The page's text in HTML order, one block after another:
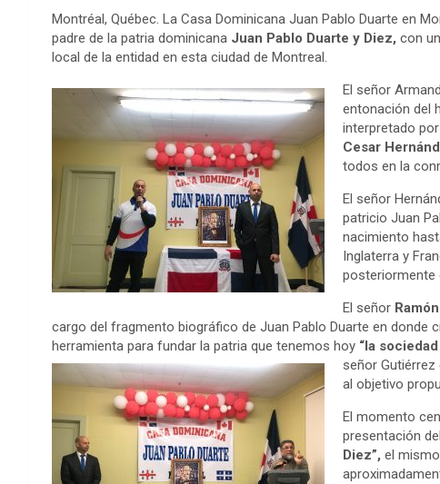
Montréal, Québec. La Casa Dominicana Juan Pablo Duarte en
padre de la patria dominicana Juan Pablo Duarte y Diez, con
local de la entidad en esta ciudad de Montreal.
El señor
entonación del
interpretado
Cesar
todos en la
El señor
patricio Juan
nacimiento
Inglaterra y
posteriormente
El señor
cargo del fragmento biográfico de Juan Pablo Duarte en donde
herramienta para fundar la patria que tenemos hoy “la
señor
al objetivo
El momento
presentación
Diez”, el